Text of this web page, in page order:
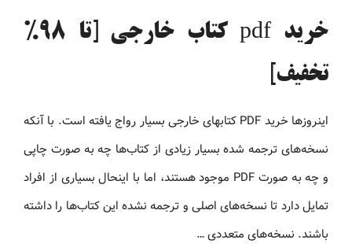
خرید pdf کتاب خارجی [تا 98%
تخفیف]
اینروزها خرید PDF کتاب‎های خارجی بسیار رواج یافته است. با آنکه
نسخه‌های ترجمه شده بسیار زیادی از کتاب‌ها چه به صورت چاپی
و چه به صورت PDF موجود هستند، اما با اینحال بسیاری از افراد
تمایل دارد تا نسخه‌های اصلی و ترجمه نشده این کتاب‌ها را داشته
باشند. نسخه‌های متعددی …